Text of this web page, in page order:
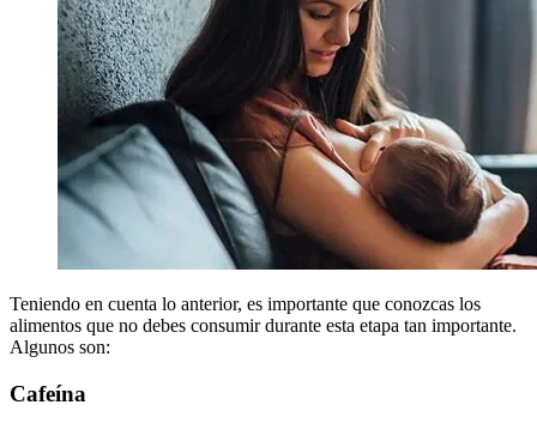
Teniendo en cuenta lo anterior, es importante que conozcas los
alimentos que no debes consumir durante esta etapa tan importante.
Algunos son:
Cafeína